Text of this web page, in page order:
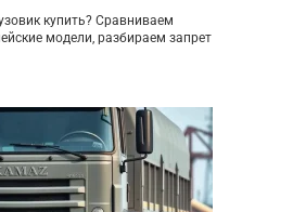
купить? Сравниваем
модели, разбираем запрет